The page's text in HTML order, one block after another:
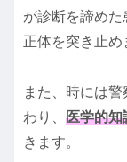
が診断を諦め
正体を突き止め
また、時には
わり、 医学的知
きます。